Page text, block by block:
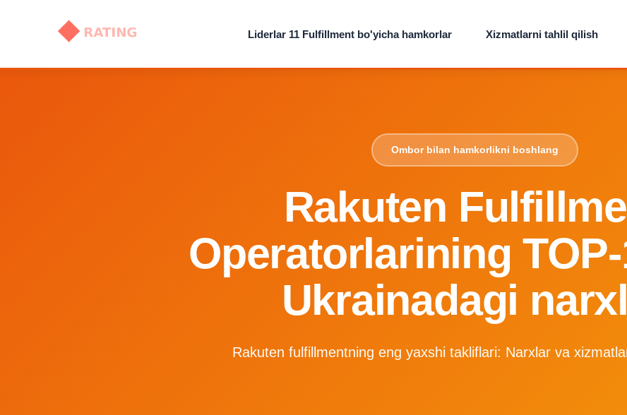
Liderlar 11 Fulfillment bo'yicha hamkorlar Xizmatlarni tahlil qilish
Ombor bilan hamkorlikni boshlang
Rakuten
Operatorlarining
Ukrainadagi
Rakuten fulfillmentning eng yaxshi takliflari: Narxlar va